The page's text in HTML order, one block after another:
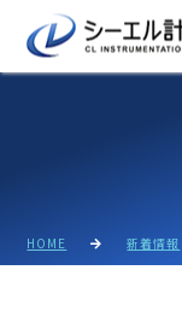
HOME 新着情報